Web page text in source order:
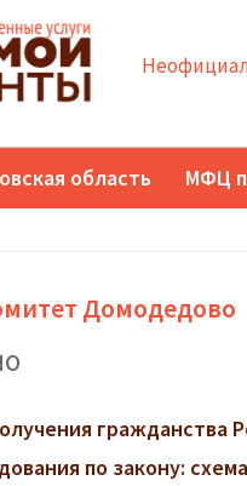
область МФЦ
Домодедово
гражданства
по закону: